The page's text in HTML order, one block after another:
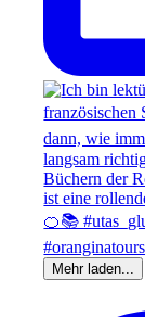
Mehr laden...